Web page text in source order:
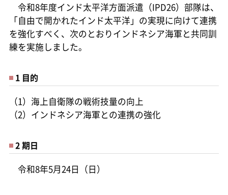
令和8年度インド太平洋方面派遣（IPD26）部隊は、
「自由で開かれたインド太平洋」の実現に向けて連携
を強化すべく、次のとおりインドネシア海軍と共同訓
練を実施しました。
1 目的
（1）海上自衛隊の戦術技量の向上
（2）インドネシア海軍との連携の強化
2 期日
令和8年5月24日（日）